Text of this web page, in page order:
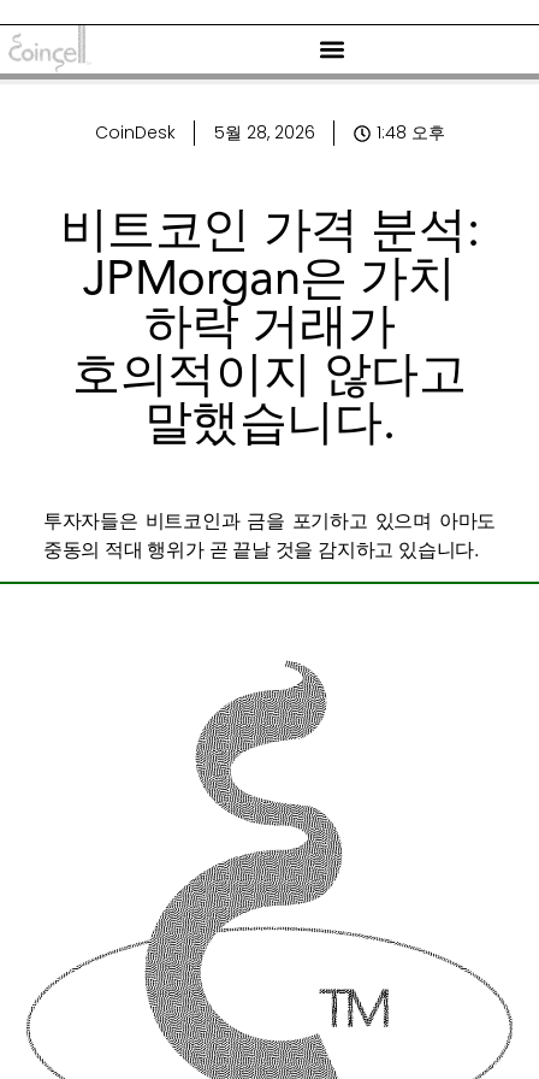
CoinDesk 5월 28, 2026 1:48 오후
비트코인 가격 분석:
JPMorgan은 가치
하락 거래가
호의적이지 않다고
말했습니다.
투자자들은 비트코인과 금을 포기하고 있으며 아마도
중동의 적대 행위가 곧 끝날 것을 감지하고 있습니다.